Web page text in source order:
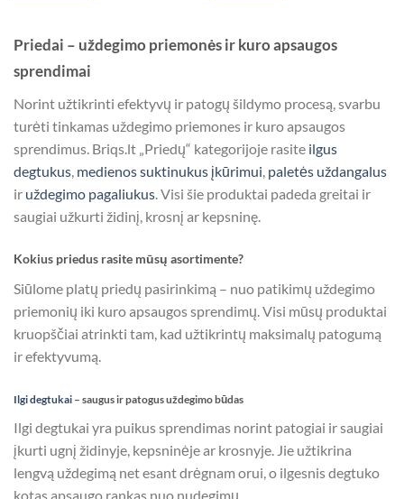
Priedai – uždegimo priemonės ir kuro apsaugos
sprendimai
Norint užtikrinti efektyvų ir patogų šildymo procesą, svarbu
turėti tinkamas uždegimo priemones ir kuro apsaugos
sprendimus. Briqs.lt „Priedų“ kategorijoje rasite ilgus
degtukus, medienos suktinukus įkūrimui, paletės uždangalus
ir uždegimo pagaliukus. Visi šie produktai padeda greitai ir
saugiai užkurti židinį, krosnį ar kepsninę.
Kokius priedus rasite mūsų asortimente?
Siūlome platų priedų pasirinkimą – nuo patikimų uždegimo
priemonių iki kuro apsaugos sprendimų. Visi mūsų produktai
kruopščiai atrinkti tam, kad užtikrintų maksimalų patogumą
ir efektyvumą.
Ilgi degtukai – saugus ir patogus uždegimo būdas
Ilgi degtukai yra puikus sprendimas norint patogiai ir saugiai
įkurti ugnį židinyje, kepsninėje ar krosnyje. Jie užtikrina
lengvą uždegimą net esant drėgnam orui, o ilgesnis degtuko
kotas apsaugo rankas nuo nudegimų.